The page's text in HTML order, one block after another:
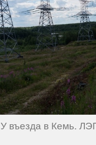
У въезда в Кемь.